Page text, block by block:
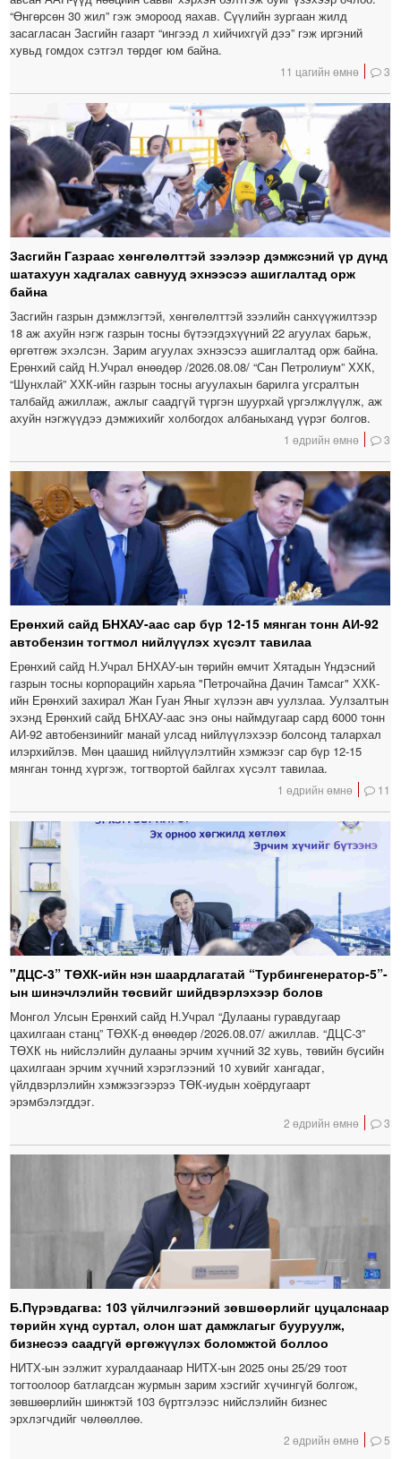
“Өнгөрсөн 30 жил” гэж эмороод яахав. Сүүлийн зургаан жилд
засагласан Засгийн газарт “ингээд л хийчихгүй дээ” гэж иргэний
хувьд гомдох сэтгэл төрдөг юм байна.
11 цагийн өмнө 3
Засгийн Газраас хөнгөлөлттэй зээлээр дэмжсэний үр дүнд
шатахуун хадгалах савнууд эхнээсээ ашиглалтад орж
байна
Засгийн газрын дэмжлэгтэй, хөнгөлөлттэй зээлийн санхүүжилтээр
18 аж ахуйн нэгж газрын тосны бүтээгдэхүүний 22 агуулах барьж,
өргөтгөж эхэлсэн. Зарим агуулах эхнээсээ ашиглалтад орж байна.
Ерөнхий сайд Н.Учрал өнөөдөр /2026.08.08/ “Сан Петролиум” ХХК,
“Шунхлай” ХХК-ийн газрын тосны агуулахын барилга угсралтын
талбайд ажиллаж, ажлыг саадгүй түргэн шуурхай үргэлжлүүлж, аж
ахуйн нэгжүүдээ дэмжихийг холбогдох албаныханд үүрэг болгов.
1 өдрийн өмнө 3
Ерөнхий сайд БНХАУ-аас сар бүр 12-15 мянган тонн АИ-92
автобензин тогтмол нийлүүлэх хүсэлт тавилаа
Ерөнхий сайд Н.Учрал БНХАУ-ын төрийн өмчит Хятадын Үндэсний
газрын тосны корпорацийн харьяа "Петрочайна Дачин Тамсаг" ХХК-
ийн Ерөнхий захирал Жан Гуан Яныг хүлээн авч уулзлаа. Уулзалтын
эхэнд Ерөнхий сайд БНХАУ-аас энэ оны наймдугаар сард 6000 тонн
АИ-92 автобензинийг манай улсад нийлүүлэхээр болсонд талархал
илэрхийлэв. Мөн цаашид нийлүүлэлтийн хэмжээг сар бүр 12-15
мянган тоннд хүргэж, тогтвортой байлгах хүсэлт тавилаа.
1 өдрийн өмнө 11
"ДЦС-3” ТӨХК-ийн нэн шаардлагатай “Турбингенератор-5”-
ын шинэчлэлийн төсвийг шийдвэрлэхээр болов
Монгол Улсын Ерөнхий сайд Н.Учрал “Дулааны гуравдугаар
цахилгаан станц” ТӨХК-д өнөөдөр /2026.08.07/ ажиллав. “ДЦС-3”
ТӨХК нь нийслэлийн дулааны эрчим хүчний 32 хувь, төвийн бүсийн
цахилгаан эрчим хүчний хэрэглээний 10 хувийг хангадаг,
үйлдвэрлэлийн хэмжээгээрээ ТӨК-иудын хоёрдугаарт
эрэмбэлэгддэг.
2 өдрийн өмнө 3
Б.Пүрэвдагва: 103 үйлчилгээний зөвшөөрлийг цуцалснаар
төрийн хүнд суртал, олон шат дамжлагыг бууруулж,
бизнесээ саадгүй өргөжүүлэх боломжтой боллоо
НИТХ-ын ээлжит хуралдаанаар НИТХ-ын 2025 оны 25/29 тоот
тогтоолоор батлагдсан журмын зарим хэсгийг хүчингүй болгож,
зөвшөөрлийн шинжтэй 103 бүртгэлээс нийслэлийн бизнес
эрхлэгчдийг чөлөөллөө.
2 өдрийн өмнө 5